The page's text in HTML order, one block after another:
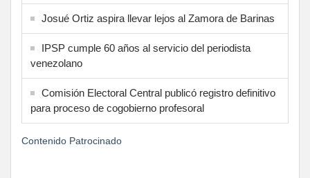
Josué Ortiz aspira llevar lejos al Zamora de Barinas
IPSP cumple 60 años al servicio del periodista
venezolano
Comisión Electoral Central publicó registro definitivo
para proceso de cogobierno profesoral
Contenido Patrocinado